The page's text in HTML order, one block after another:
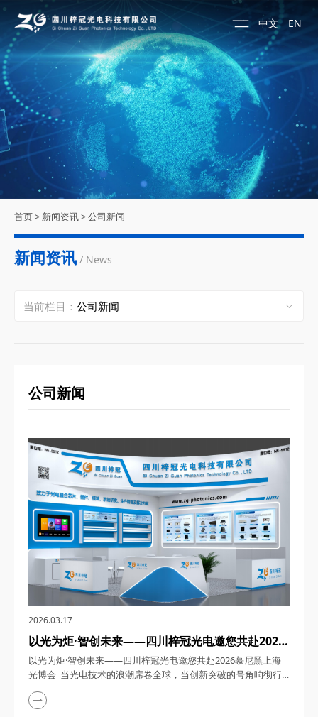
中文 EN
首页> 新闻资讯>公司新闻
新闻资讯 / News
当前栏目：
公司新闻
2026.03.17
以光为炬·智创未来——四川梓冠光电邀您共赴2026
慕尼黑上海光博会
以光为炬·智创未来——四川梓冠光电邀您共赴2026慕尼黑上海
光博会 当光电技术的浪潮席卷全球，当创新突破的号角响彻行
业，2026年3月18日至20日，第二十一届慕尼黑上海光博会将
以“光启新元·势引未来”为主题，在上海新国际博览中心N1-N5及